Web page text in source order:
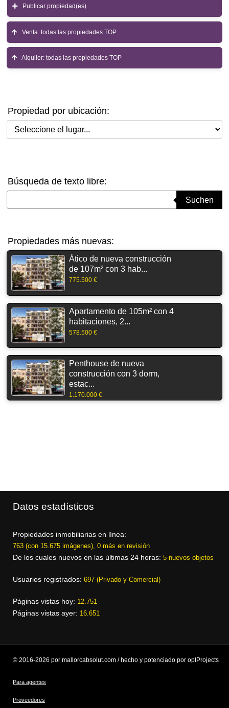
Publicar propiedad(es)
Venta: todas las propiedades TOP
Alquiler: todas las propiedades TOP
Propiedad por ubicación:
Seleccione el lugar
Búsqueda de texto libre:
Suchen
Propiedades más nuevas:
Ático de nueva construcción
de 107m² con 3 hab...
775.500 €
Apartamento de 105m² con 4
habitaciones, 2...
578.500 €
Penthouse de nueva
construcción con 3 dorm,
estac...
1.170.000 €
Datos estadísticos
Propiedades inmobiliarias en línea:
763 (con 15.675 imágenes), 0 más en revisión
De los cuales nuevos en las últimas 24 horas: 5 nuevos objetos
Usuarios registrados: 697 (Privado y Comercial)
Páginas vistas hoy: 12.751
Páginas vistas ayer: 16.651
© 2016-2026 por mallorcabsolut.com / hecho y potenciado por optProjects
Para agentes
Proveedores